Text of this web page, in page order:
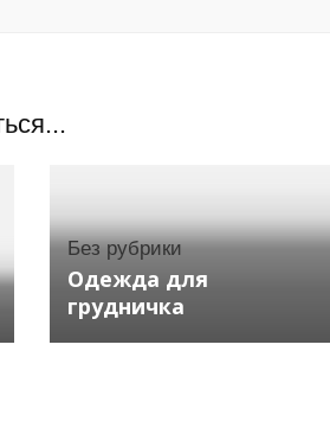
Без рубрики
Одежда для
грудничка